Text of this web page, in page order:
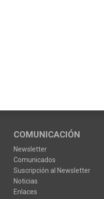
COMUNICACIÓN
Newsletter
Comunicados
Suscripción al Newsletter
Noticias
Enlaces